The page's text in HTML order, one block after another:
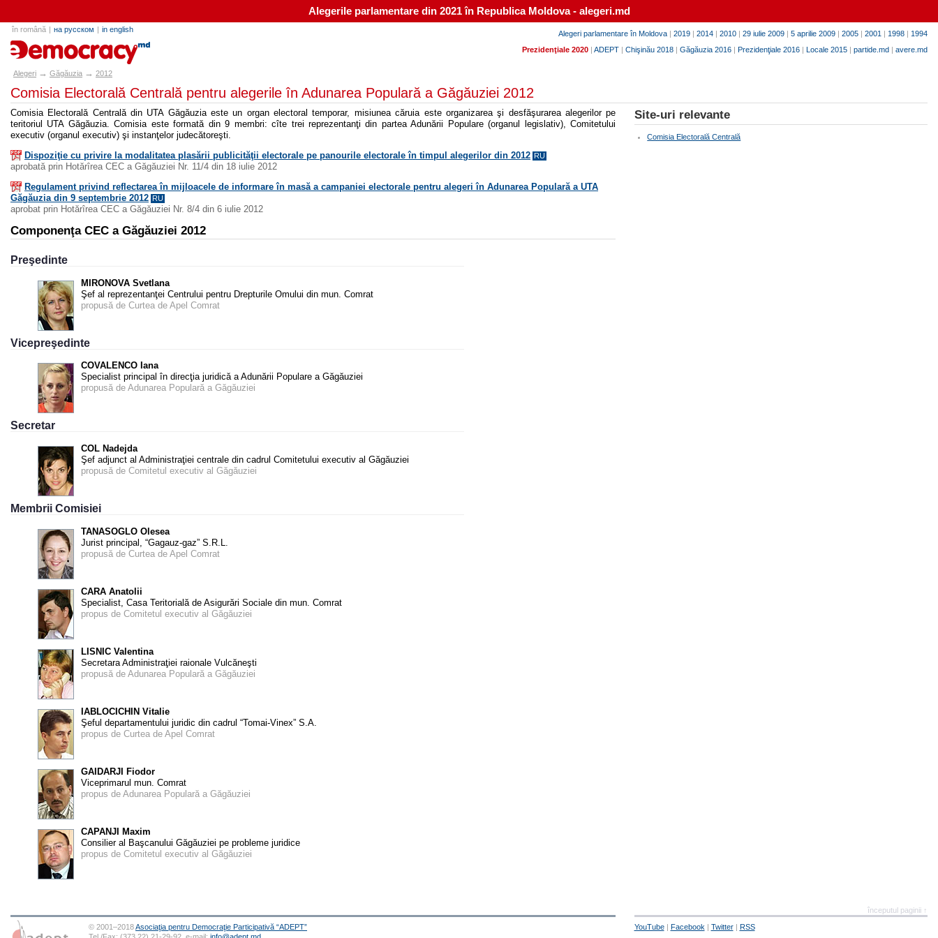
Alegerile parlamentare din 2021 în Republica Moldova - alegeri.md
Alegeri parlamentare în Moldova | 2019 | 2014 | 2010 | 29 iulie 2009 | 5 aprilie 2009 | 2005 | 2001 | 1998 | 1994
Prezidenţiale 2020 | ADEPT | Chişinău 2018 | Găgăuzia 2016 | Prezidenţiale 2016 | Locale 2015 | partide.md | avere.md
în română | на русском | in english
alegeri.md
Alegeri → Găgăuzia → 2012
Comisia Electorală Centrală pentru alegerile în Adunarea Populară a Găgăuziei 2012
Comisia Electorală Centrală din UTA Găgăuzia este un organ electoral temporar, misiunea căruia este organizarea şi desfăşurarea alegerilor pe
teritoriul UTA Găgăuzia. Comisia este formată din 9 membri: cîte trei reprezentanţi din partea Adunării Populare (organul legislativ), Comitetului
executiv (organul executiv) şi instanţelor judecătoreşti.
Dispoziţie cu privire la modalitatea plasării publicităţii electorale pe panourile electorale în timpul alegerilor din 2012 RU
aprobată prin Hotărîrea CEC a Găgăuziei Nr. 11/4 din 18 iulie 2012
Regulament privind reflectarea în mijloacele de informare în masă a campaniei electorale pentru alegeri în Adunarea Populară a UTA
Găgăuzia din 9 septembrie 2012 RU
aprobat prin Hotărîrea CEC a Găgăuziei Nr. 8/4 din 6 iulie 2012
Componenţa CEC a Găgăuziei 2012
Preşedinte
MIRONOVA Svetlana
Şef al reprezentanţei Centrului pentru Drepturile Omului din mun. Comrat
propusă de Curtea de Apel Comrat
Vicepreşedinte
COVALENCO Iana
Specialist principal în direcţia juridică a Adunării Populare a Găgăuziei
propusă de Adunarea Populară a Găgăuziei
Secretar
COL Nadejda
Şef adjunct al Administraţiei centrale din cadrul Comitetului executiv al Găgăuziei
propusă de Comitetul executiv al Găgăuziei
Membrii Comisiei
TANASOGLO Olesea
Jurist principal, “Gagauz-gaz” S.R.L.
propusă de Curtea de Apel Comrat
CARA Anatolii
Specialist, Casa Teritorială de Asigurări Sociale din mun. Comrat
propus de Comitetul executiv al Găgăuziei
LISNIC Valentina
Secretara Administraţiei raionale Vulcăneşti
propusă de Adunarea Populară a Găgăuziei
IABLOCICHIN Vitalie
Şeful departamentului juridic din cadrul “Tomai-Vinex” S.A.
propus de Curtea de Apel Comrat
GAIDARJI Fiodor
Viceprimarul mun. Comrat
propus de Adunarea Populară a Găgăuziei
CAPANJI Maxim
Consilier al Başcanului Găgăuziei pe probleme juridice
propus de Comitetul executiv al Găgăuziei
Site-uri relevante
Comisia Electorală Centrală
începutul paginii ↑
© 2001–2018Asociaţia pentru Democraţie Participativă “ADEPT”
YouTube| Facebook | Twitter| RSS